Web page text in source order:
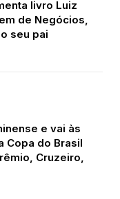
livro Luiz
de Negócios,
seu pai
e vai às
Copa do Brasil
Cruzeiro,